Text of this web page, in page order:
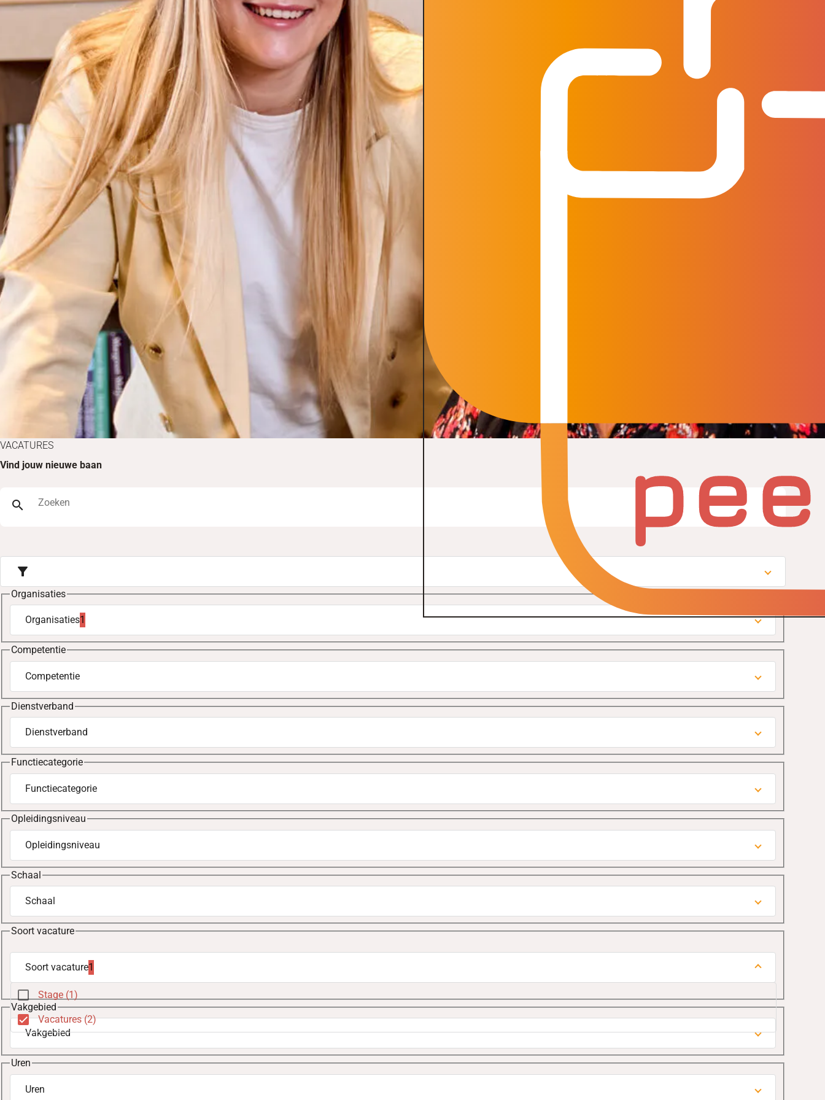
VACATURES
Vind jouw nieuwe baan
search Zoeken
filter_alt
Organisaties
Organisaties1
geselecteerd
Competentie
Competentie
Dienstverband
Dienstverband
Functiecategorie
Functiecategorie
Opleidingsniveau
Opleidingsniveau
Schaal
Schaal
Soort vacature
Soort vacature1
geselecteerd
Stage (1)
gevonden
Vacatures (2)
gevonden
Vakgebied
Vakgebied
Uren
Uren